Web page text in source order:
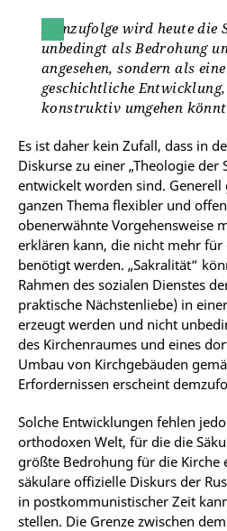
Demzufolge wird heute
unbedingt als Bedrohung
angesehen, sondern als
geschichtliche
konstruktiv umgehen
Es ist daher kein Zufall, dass in
Diskurse zu einer „Theologie der
entwickelt worden sind.
ganzen Thema flexibler und
obenerwähnte Vorgehensweise
erklären kann, die nicht mehr für
benötigt werden. „Sakralität“
Rahmen des sozialen Dienstes
praktische Nächstenliebe) in
erzeugt werden und nicht
des Kirchenraumes und eines
Umbau von Kirchgebäuden
Erfordernissen erscheint
Solche Entwicklungen fehlen
orthodoxen Welt, für die die
größte Bedrohung für die Kirche
säkulare offizielle Diskurs der
in postkommunistischer Zeit
stellen. Die Grenze zwischen